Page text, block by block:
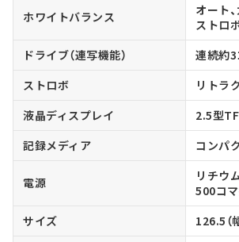
ホワイトバランス
オート
ストロ
ドライブ（連写機能）
連続約3
ストロボ
リトラ
液晶ディスプレイ
2.5型
記録メディア
コンパ
電源
リチウ
500コマ
サイズ
126.5（